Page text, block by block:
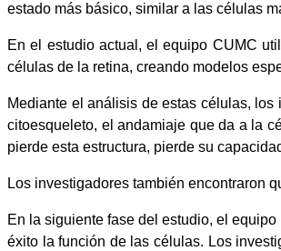
estado más básico, similar a las células
En el estudio actual, el equipo CUMC
células de la retina, creando modelos
Mediante el análisis de estas células,
citoesqueleto, el andamiaje que da a la
pierde esta estructura, pierde su
Los investigadores también encontraron
En la siguiente fase del estudio, el
éxito la función de las células. Los